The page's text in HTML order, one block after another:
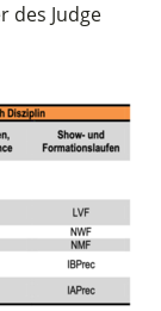
des Judge